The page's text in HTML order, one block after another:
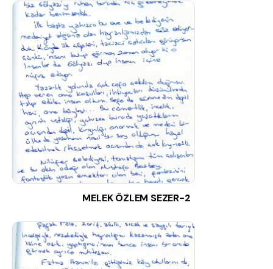
MELEK ÖZLEM SEZER-2